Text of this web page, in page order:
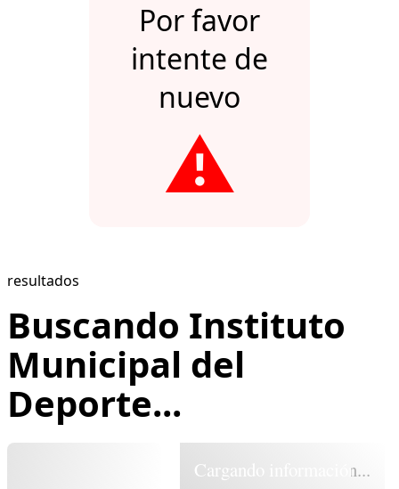
Por favor
intente de
nuevo
⚠️
resultados
Buscando Instituto
Municipal del
Deporte...
Cargando información...